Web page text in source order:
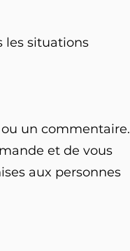
les situations
un commentaire.
et de vous
aux personnes